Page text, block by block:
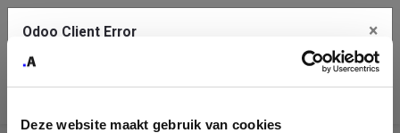
Deze website maakt gebruik van cookies
Odoo Client Error ×